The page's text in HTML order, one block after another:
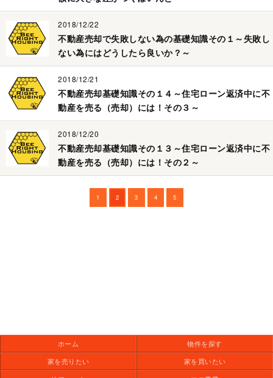
2018/12/22
不動産売却で失敗しない為の基礎知識その１～失敗し
ない為にはどうしたら良いか？～
2018/12/21
不動産売却基礎知識その１４～住宅ローン返済中に不
動産を売る（売却）には！その３～
2018/12/20
不動産売却基礎知識その１３～住宅ローン返済中に不
動産を売る（売却）には！その２～
1 2 3 4 5
ホーム
物件を探す
家を売りたい
家を買いたい